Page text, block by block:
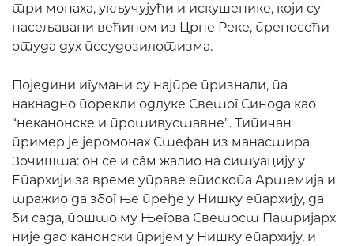
три монаха, укључујући и искушенике, који су
насељавани већином из Црне Реке, преносећи
отуда дух псеудозилотизма.
Поједини игумани су најпре признали, па
накнадно порекли одлуке Светог Синода као
“неканонске и противуставне”. Типичан
пример је јеромонах Стефан из манастира
Зочишта: он се и сâм жалио на ситуацију у
Епархији за време управе епископа Артемија и
тражио да због ње пређе у Нишку епархију, да
би сада, пошто му Његова Светост Патријарх
није дао канонски пријем у Нишку епархију, и